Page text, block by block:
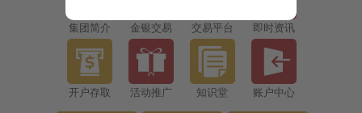
集团简介 金银交易 交易平台 即时资讯
开户存取 活动推广 知识堂 账户中心